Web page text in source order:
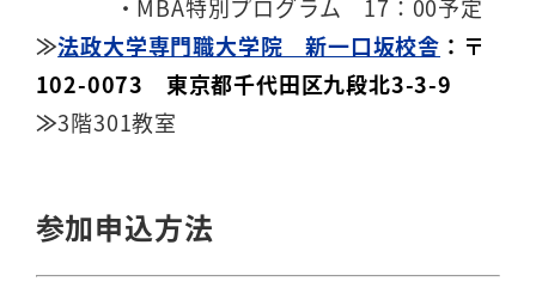
・MBA特別プログラム 17：00予定
≫法政大学専門職大学院 新一口坂校舎 ：〒
102-0073 東京都千代田区九段北3-3-9
≫3階301教室
参加申込方法